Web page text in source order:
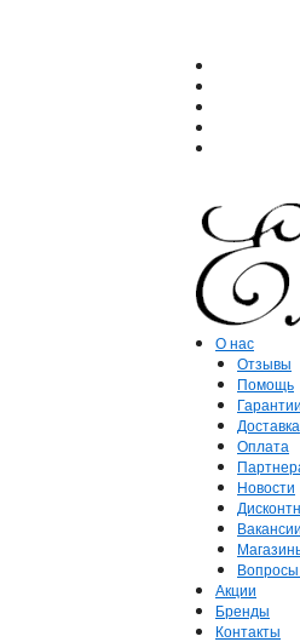
О нас
Отзывы
Помощь
Доставка
Оплата
Новости
Вакансии
Акции
Бренды
Контакты